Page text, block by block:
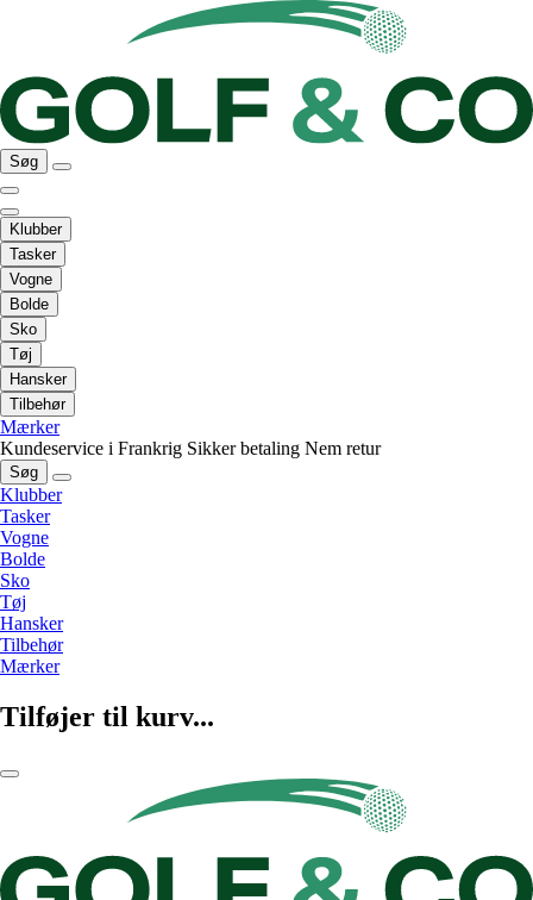
Søg
Klubber
Tasker
Vogne
Bolde
Sko
Tøj
Hansker
Tilbehør
Mærker
Kundeservice i Frankrig Sikker betaling Nem retur
Søg
Klubber
Tasker
Vogne
Bolde
Sko
Tøj
Hansker
Tilbehør
Mærker
Tilføjer til kurv...